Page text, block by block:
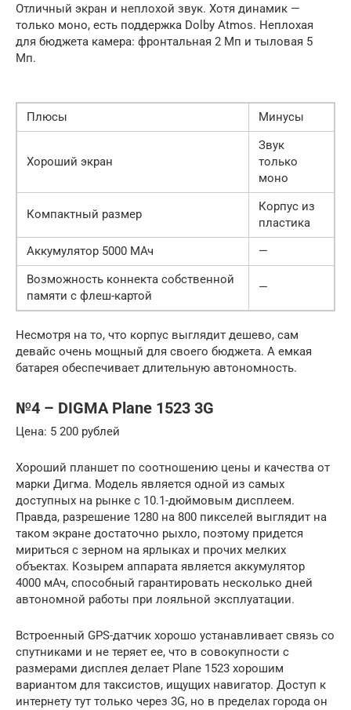
Отличный экран и неплохой звук. Хотя динамик —
только моно, есть поддержка Dolby Atmos. Неплохая
для бюджета камера: фронтальная 2 Мп и тыловая 5
Мп.
Плюсы Минусы
Хороший экран
Звук
только
моно
Компактный размер
Корпус из
пластика
Аккумулятор 5000 МАч
—
Возможность коннекта собственной
памяти с флеш-картой
—
Несмотря на то, что корпус выглядит дешево, сам
девайс очень мощный для своего бюджета. А емкая
батарея обеспечивает длительную автономность.
№4 – DIGMA Plane 1523 3G
Цена: 5 200 рублей
Хороший планшет по соотношению цены и качества от
марки Дигма. Модель является одной из самых
доступных на рынке с 10.1-дюймовым дисплеем.
Правда, разрешение 1280 на 800 пикселей выглядит на
таком экране достаточно рыхло, поэтому придется
мириться с зерном на ярлыках и прочих мелких
объектах. Козырем аппарата является аккумулятор
4000 мАч, способный гарантировать несколько дней
автономной работы при лояльной эксплуатации.
Встроенный GPS-датчик хорошо устанавливает связь со
спутниками и не теряет ее, что в совокупности с
размерами дисплея делает Plane 1523 хорошим
вариантом для таксистов, ищущих навигатор. Доступ к
интернету тут только через 3G, но в пределах города он